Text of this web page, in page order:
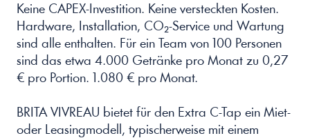
Keine CAPEX-Investition. Keine versteckten Kosten.
Hardware, Installation, CO₂-Service und Wartung
sind alle enthalten. Für ein Team von 100 Personen
sind das etwa 4.000 Getränke pro Monat zu 0,27
€ pro Portion. 1.080 € pro Monat.
BRITA VIVREAU bietet für den Extra C-Tap ein Miet-
oder Leasingmodell, typischerweise mit einem